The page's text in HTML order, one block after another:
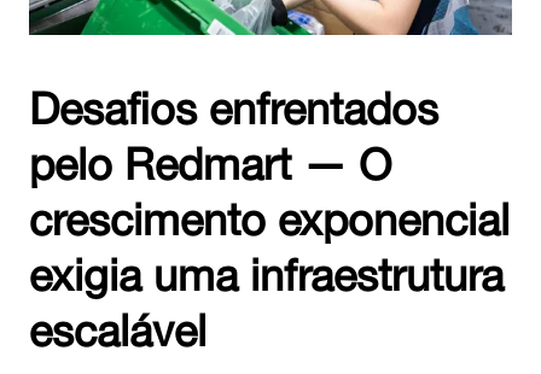
Desafios enfrentados
pelo Redmart — O
crescimento exponencial
exigia uma infraestrutura
escalável